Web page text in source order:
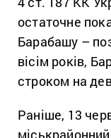
остаточне
Барабашу –
вісім років,
строком на
Раніше, 13